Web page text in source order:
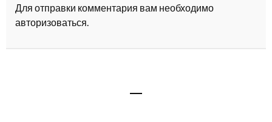
Для отправки комментария вам необходимо
авторизоваться.